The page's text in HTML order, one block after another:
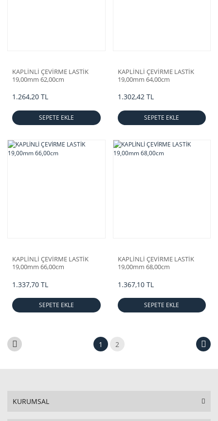
KAPLİNLİ ÇEVİRME LASTİK
19,00mm 62,00cm
1.264,20 TL
SEPETE EKLE
KAPLİNLİ ÇEVİRME LASTİK
19,00mm 64,00cm
1.302,42 TL
SEPETE EKLE
KAPLİNLİ ÇEVİRME LASTİK
19,00mm 66,00cm
1.337,70 TL
SEPETE EKLE
KAPLİNLİ ÇEVİRME LASTİK
19,00mm 68,00cm
1.367,10 TL
SEPETE EKLE
1 2
KURUMSAL